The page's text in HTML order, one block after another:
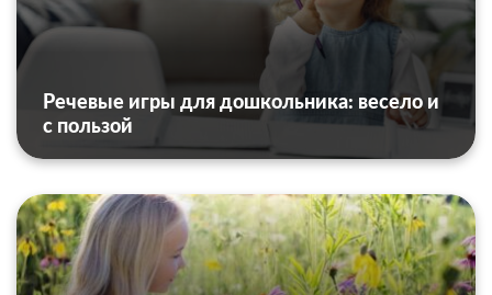
Речевые игры для дошкольника: весело и
с пользой